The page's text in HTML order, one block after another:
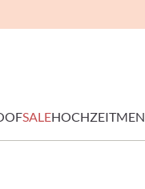
SALEHOCHZEITMEN